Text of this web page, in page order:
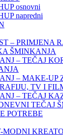
osnovni
napredni
– PRIMJENA
ŠMINKANJA
– TEČAJ
– MAKE-UP
TV I
– TEČAJ
TEČAJ
POTREBE
MODNI